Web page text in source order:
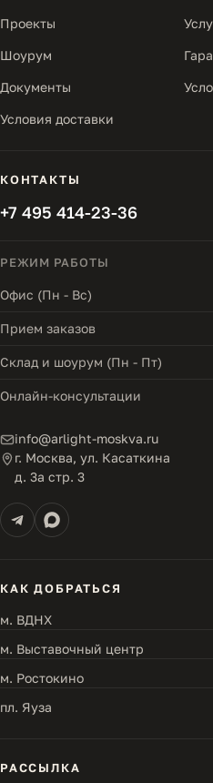
Проекты
Шоурум
Документы
Условия доставки
КОНТАКТЫ
+7 495 414-23-36
РЕЖИМ РАБОТЫ
Офис (Пн - Вс)
Прием заказов
Склад и шоурум (Пн - Пт)
Онлайн-консультации
info@arlight-moskva.ru
г. Москва, ул. Касаткина
д. 3а стр. 3
КАК ДОБРАТЬСЯ
м. ВДНХ
м. Выставочный центр
м. Ростокино
пл. Яуза
РАССЫЛКА